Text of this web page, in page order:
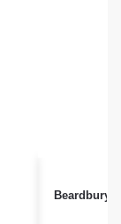
Beardburys